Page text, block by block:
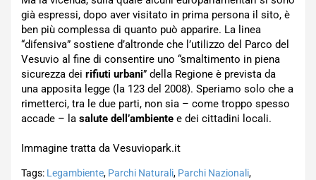
già espressi, dopo aver visitato in prima persona il sito, è
ben più complessa di quanto può apparire. La linea
“difensiva” sostiene d’altronde che l’utilizzo del Parco del
Vesuvio al fine di consentire uno “smaltimento in piena
sicurezza dei rifiuti urbani” della Regione è prevista da
una apposita legge (la 123 del 2008). Speriamo solo che a
rimetterci, tra le due parti, non sia – come troppo spesso
accade – la salute dell’ambiente e dei cittadini locali.
Immagine tratta da Vesuviopark.it
Tags: Legambiente, Parchi Naturali, Parchi Nazionali,